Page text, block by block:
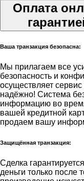
Оплата
Ваша транзакция безопасна:
Мы прилагаем все
безопасность и
осуществляет
надёжно! Система
информацию во
вашей кредитной
продаем вашу
Защищённая транзакция:
Сделка
деньги только после